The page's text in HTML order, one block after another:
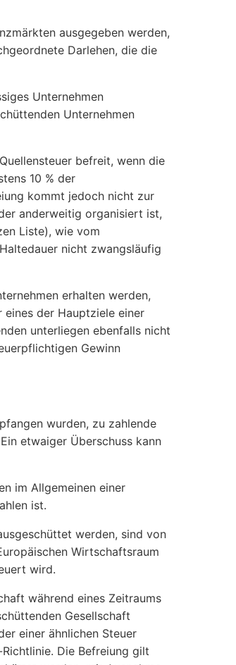
ausgegeben werden,
Darlehen, die die
Unternehmen
Unternehmen
befreit, wenn die
10 % der
kommt jedoch nicht zur
anderweitig organisiert ist,
Liste), wie vom
nicht zwangsläufig
erhalten werden,
der Hauptziele einer
unterliegen ebenfalls nicht
Gewinn
wurden, zu zahlende
etwaiger Überschuss kann
im Allgemeinen einer
ist.
werden, sind von
Wirtschaftsraum
wird.
während eines Zeitraums
Gesellschaft
einer ähnlichen Steuer
Die Befreiung gilt